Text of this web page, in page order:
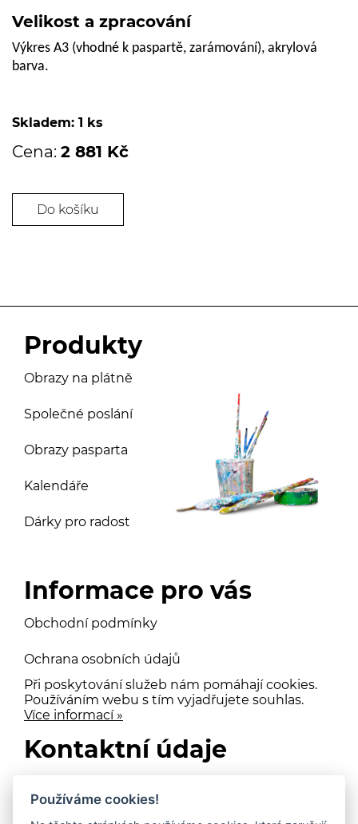
Velikost a zpracování
Výkres A3 (vhodné k paspartě, zarámování), akrylová
barva.
Skladem: 1 ks
Cena: 2 881 Kč
Do košíku
Produkty
Obrazy na plátně
Společné poslání
Obrazy pasparta
Kalendáře
Dárky pro radost
Informace pro vás
Obchodní podmínky
Ochrana osobních údajů
Při poskytování služeb nám pomáhají cookies.
Používáním webu s tím vyjadřujete souhlas.
Více informací »
Kontaktní údaje
info@cestazasvetlem.cz
Používáme cookies!